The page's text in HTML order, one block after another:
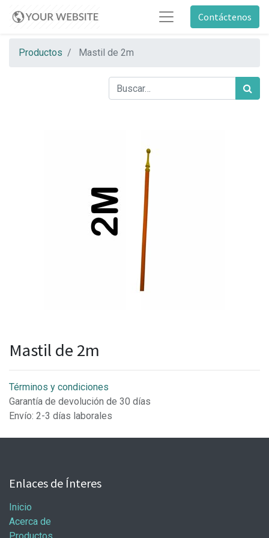
Contáctenos
Productos Mastil de 2m
Mastil de 2m
Términos y condiciones
Garantía de devolución de 30 días
Envío: 2-3 días laborales
Enlaces de Ínteres
Inicio
Acerca de